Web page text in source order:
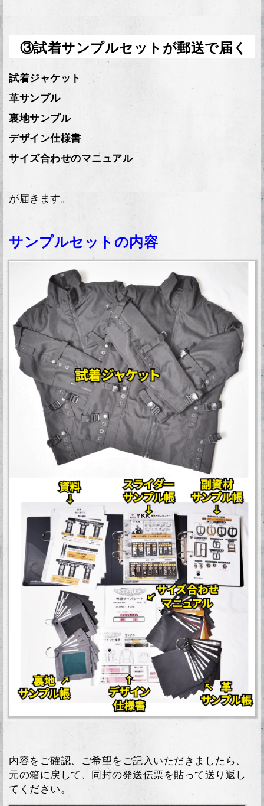
③試着サンプルセットが郵送で届く
試着ジャケット
革サンプル
裏地サンプル
デザイン仕様書
サイズ合わせのマニュアル
が届きます。
サンプルセットの内容
内容をご確認、ご希望をご記入いただきましたら、
元の箱に戻して、同封の発送伝票を貼って送り返し
てください。